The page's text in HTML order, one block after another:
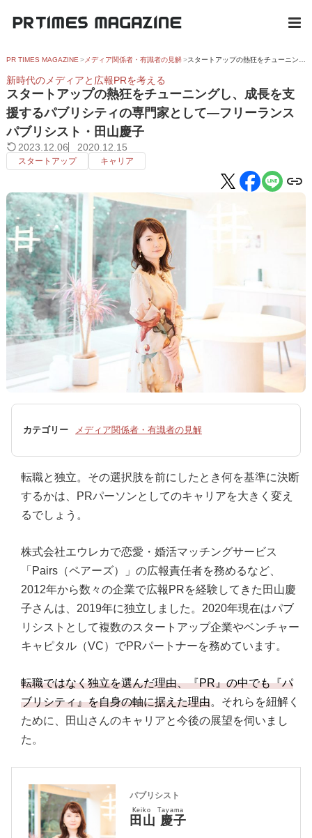
PR TIMES MAGAZINE メディア関係者・有識者の見解
新時代のメディアと広報PRを考える
スタートアップの熱狂をチューニングし、成長を支
援するパブリシティの専門家として―フリーランス
パブリシスト・田山慶子
2023.12.06 2020.12.15
スタートアップ キャリア
カテゴリー メディア関係者・有識者の見解
転職と独立。その選択肢を前にしたとき何を基準に決断
するかは、PRパーソンとしてのキャリアを大きく変え
るでしょう。
株式会社エウレカで恋愛・婚活マッチングサービス
「Pairs（ペアーズ）」の広報責任者を務めるなど、
2012年から数々の企業で広報PRを経験してきた田山慶
子さんは、2019年に独立しました。2020年現在はパブ
リシストとして複数のスタートアップ企業やベンチャー
キャピタル（VC）でPRパートナーを務めています。
転職ではなく独立を選んだ理由、『PR』の中でも『パ
ブリシティ』を自身の軸に据えた理由。それらを紐解く
ために、田山さんのキャリアと今後の展望を伺いまし
た。
パブリシスト
田山 慶子
Keiko Tayama